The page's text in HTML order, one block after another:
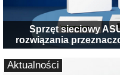
Sprzęt sieciowy
rozwiązania
Aktualności